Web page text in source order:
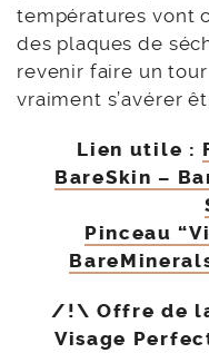
températures vont
des plaques de
revenir faire un
vraiment s’avérer
Lien utile :
BareSkin –
Pinceau
/!\ Offre de
Visage